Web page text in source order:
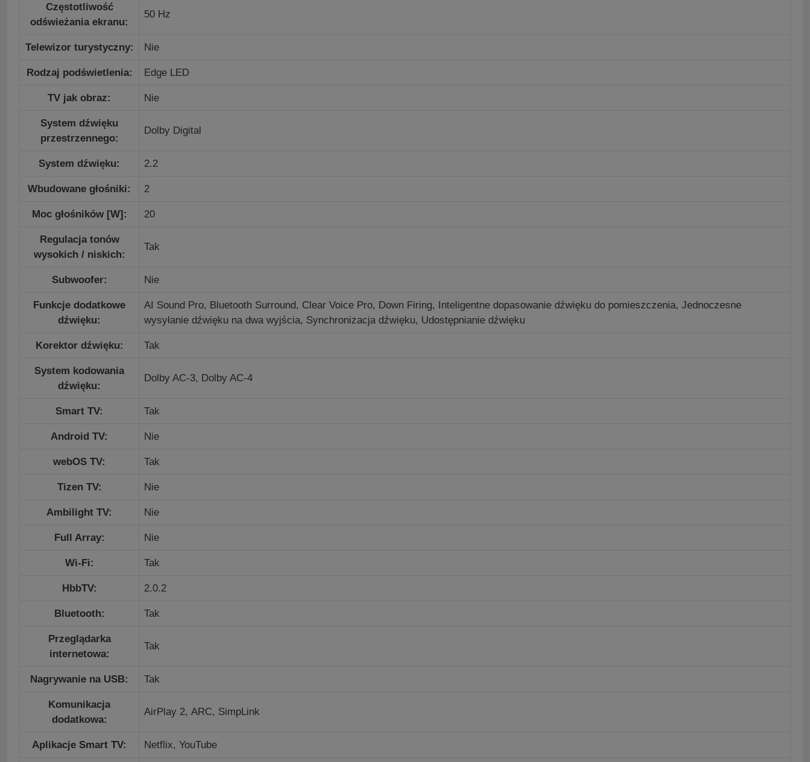
Częstotliwość
odświeżania ekranu:
50 Hz
Telewizor turystyczny: Nie
Rodzaj podświetlenia: Edge LED
TV jak obraz: Nie
System dźwięku
przestrzennego:
Dolby Digital
System dźwięku: 2.2
Wbudowane głośniki: 2
Moc głośników [W]: 20
Regulacja tonów
wysokich / niskich:
Tak
Subwoofer: Nie
Funkcje dodatkowe
dźwięku:
AI Sound Pro, Bluetooth Surround, Clear Voice Pro, Down Firing, Inteligentne dopasowanie dźwięku do pomieszczenia, Jednoczesne
wysyłanie dźwięku na dwa wyjścia, Synchronizacja dźwięku, Udostępnianie dźwięku
Korektor dźwięku: Tak
System kodowania
dźwięku:
Dolby AC-3, Dolby AC-4
Smart TV: Tak
Android TV: Nie
webOS TV: Tak
Tizen TV: Nie
Ambilight TV: Nie
Full Array: Nie
Wi-Fi: Tak
HbbTV: 2.0.2
Bluetooth: Tak
Przeglądarka
internetowa:
Tak
Nagrywanie na USB: Tak
Komunikacja
dodatkowa:
AirPlay 2, ARC, SimpLink
Aplikacje Smart TV: Netflix, YouTube